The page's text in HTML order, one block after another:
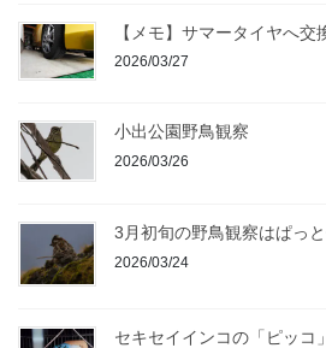
【メモ】サマータイヤへ交
2026/03/27
小出公園野鳥観察
2026/03/26
3月初旬の野鳥観察はぱっ
2026/03/24
セキセイインコの「ピッコ